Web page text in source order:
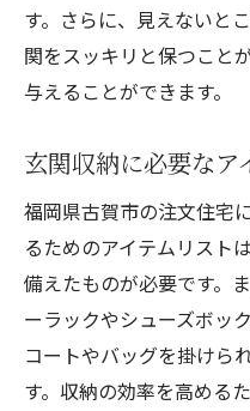
す。さらに、見えないと
関をスッキリと保つこと
与えることができます。
玄関収納に必要なア
福岡県古賀市の注文住宅
るためのアイテムリスト
備えたものが必要です。
ーラックやシューズボッ
コートやバッグを掛けら
す。収納の効率を高める